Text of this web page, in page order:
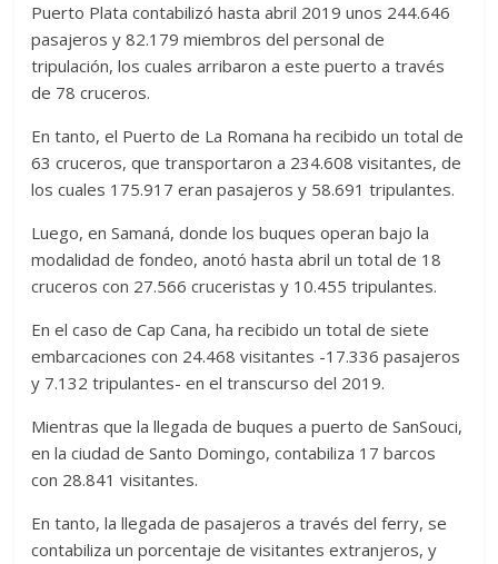
Puerto Plata contabilizó hasta abril 2019 unos 244.646
pasajeros y 82.179 miembros del personal de
tripulación, los cuales arribaron a este puerto a través
de 78 cruceros.
En tanto, el Puerto de La Romana ha recibido un total de
63 cruceros, que transportaron a 234.608 visitantes, de
los cuales 175.917 eran pasajeros y 58.691 tripulantes.
Luego, en Samaná, donde los buques operan bajo la
modalidad de fondeo, anotó hasta abril un total de 18
cruceros con 27.566 cruceristas y 10.455 tripulantes.
En el caso de Cap Cana, ha recibido un total de siete
embarcaciones con 24.468 visitantes -17.336 pasajeros
y 7.132 tripulantes- en el transcurso del 2019.
Mientras que la llegada de buques a puerto de SanSouci,
en la ciudad de Santo Domingo, contabiliza 17 barcos
con 28.841 visitantes.
En tanto, la llegada de pasajeros a través del ferry, se
contabiliza un porcentaje de visitantes extranjeros, y